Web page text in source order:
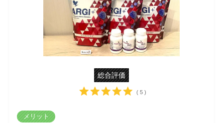
総合評価
( 5 )
メリット